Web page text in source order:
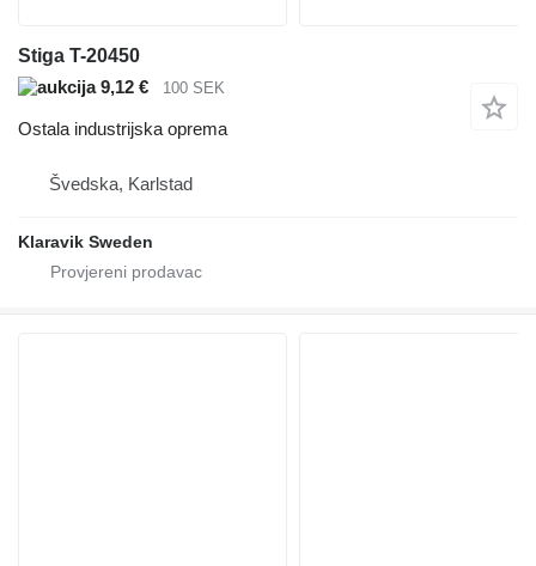
Stiga T-20450
9,12 €
100 SEK
Ostala industrijska oprema
Švedska, Karlstad
Klaravik Sweden